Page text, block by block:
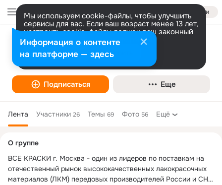
Войти
Мы используем cookie-файлы, чтобы улучшить
сервисы для вас. Если ваш возраст менее 13 лет,
настроить cookie-файлы должен ваш законный
представитель. Больше информации
Разрешить все Настроить
Все Краски
Блог
Подписаться Еще
Лента Участники 26 Темы 69 Фото 56 Ещё
колонка
О группе
ВСЕ КРАСКИ г. Москва - один из лидеров по поставкам на
отечественный рынок высококачественных лакокрасочных
материалов (ЛКМ) передовых производителей России и СНГ.
Информация о контенте
на платформе — здесь